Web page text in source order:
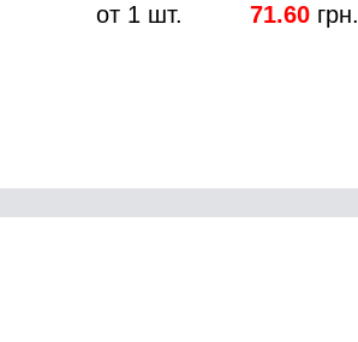
от 1 шт. 71.60 грн.